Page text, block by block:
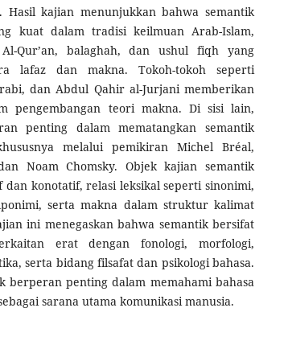
Hasil kajian menunjukkan bahwa semantik
kuat dalam tradisi keilmuan Arab-Islam,
Qur’an, balaghah, dan ushul fiqh yang
lafaz dan makna. Tokoh-tokoh seperti
dan Abdul Qahir al-Jurjani memberikan
pengembangan teori makna. Di sisi lain,
penting dalam mematangkan semantik
melalui pemikiran Michel Bréal,
Noam Chomsky. Objek kajian semantik
konotatif, relasi leksikal seperti sinonimi,
serta makna dalam struktur kalimat
ini menegaskan bahwa semantik bersifat
erat dengan fonologi, morfologi,
serta bidang filsafat dan psikologi bahasa.
berperan penting dalam memahami bahasa
sarana utama komunikasi manusia.